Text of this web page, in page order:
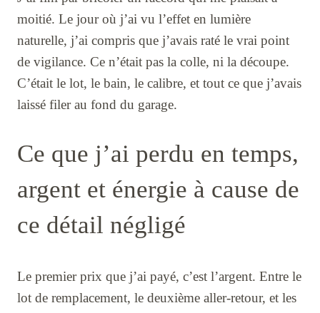
moitié. Le jour où j’ai vu l’effet en lumière
naturelle, j’ai compris que j’avais raté le vrai point
de vigilance. Ce n’était pas la colle, ni la découpe.
C’était le lot, le bain, le calibre, et tout ce que j’avais
laissé filer au fond du garage.
Ce que j’ai perdu en temps,
argent et énergie à cause de
ce détail négligé
Le premier prix que j’ai payé, c’est l’argent. Entre le
lot de remplacement, le deuxième aller-retour, et les